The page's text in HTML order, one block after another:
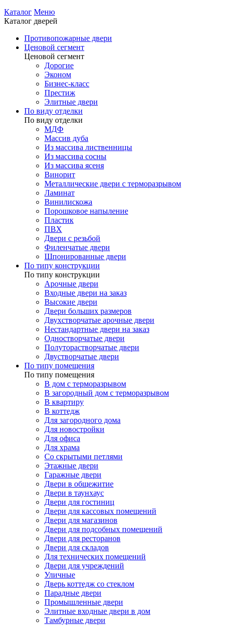
Каталог Меню
Каталог дверей
Противопожарные двери
Ценовой сегмент
Ценовой сегмент
Дорогие
Эконом
Бизнес-класс
Престиж
Элитные двери
По виду отделки
По виду отделки
МДФ
Массив дуба
Из массива лиственницы
Из массива сосны
Из массива ясеня
Винорит
Металлические двери с терморазрывом
Ламинат
Винилискожа
Порошковое напыление
Пластик
ПВХ
Двери с резьбой
Филенчатые двери
Шпонированные двери
По типу конструкции
По типу конструкции
Арочные двери
Входные двери на заказ
Высокие двери
Двери больших размеров
Двухстворчатые арочные двери
Нестандартные двери на заказ
Одностворчатые двери
Полуторастворчатые двери
Двустворчатые двери
По типу помещения
По типу помещения
В дом с терморазрывом
В загородный дом с терморазрывом
В квартиру
В коттедж
Для загородного дома
Для новостройки
Для офиса
Для храма
Со скрытыми петлями
Этажные двери
Гаражные двери
Двери в общежитие
Двери в таунхаус
Двери для гостиниц
Двери для кассовых помещений
Двери для магазинов
Двери для подсобных помещений
Двери для ресторанов
Двери для складов
Для технических помещений
Двери для учреждений
Уличные
Дверь коттедж со стеклом
Парадные двери
Промышленные двери
Элитные входные двери в дом
Тамбурные двери